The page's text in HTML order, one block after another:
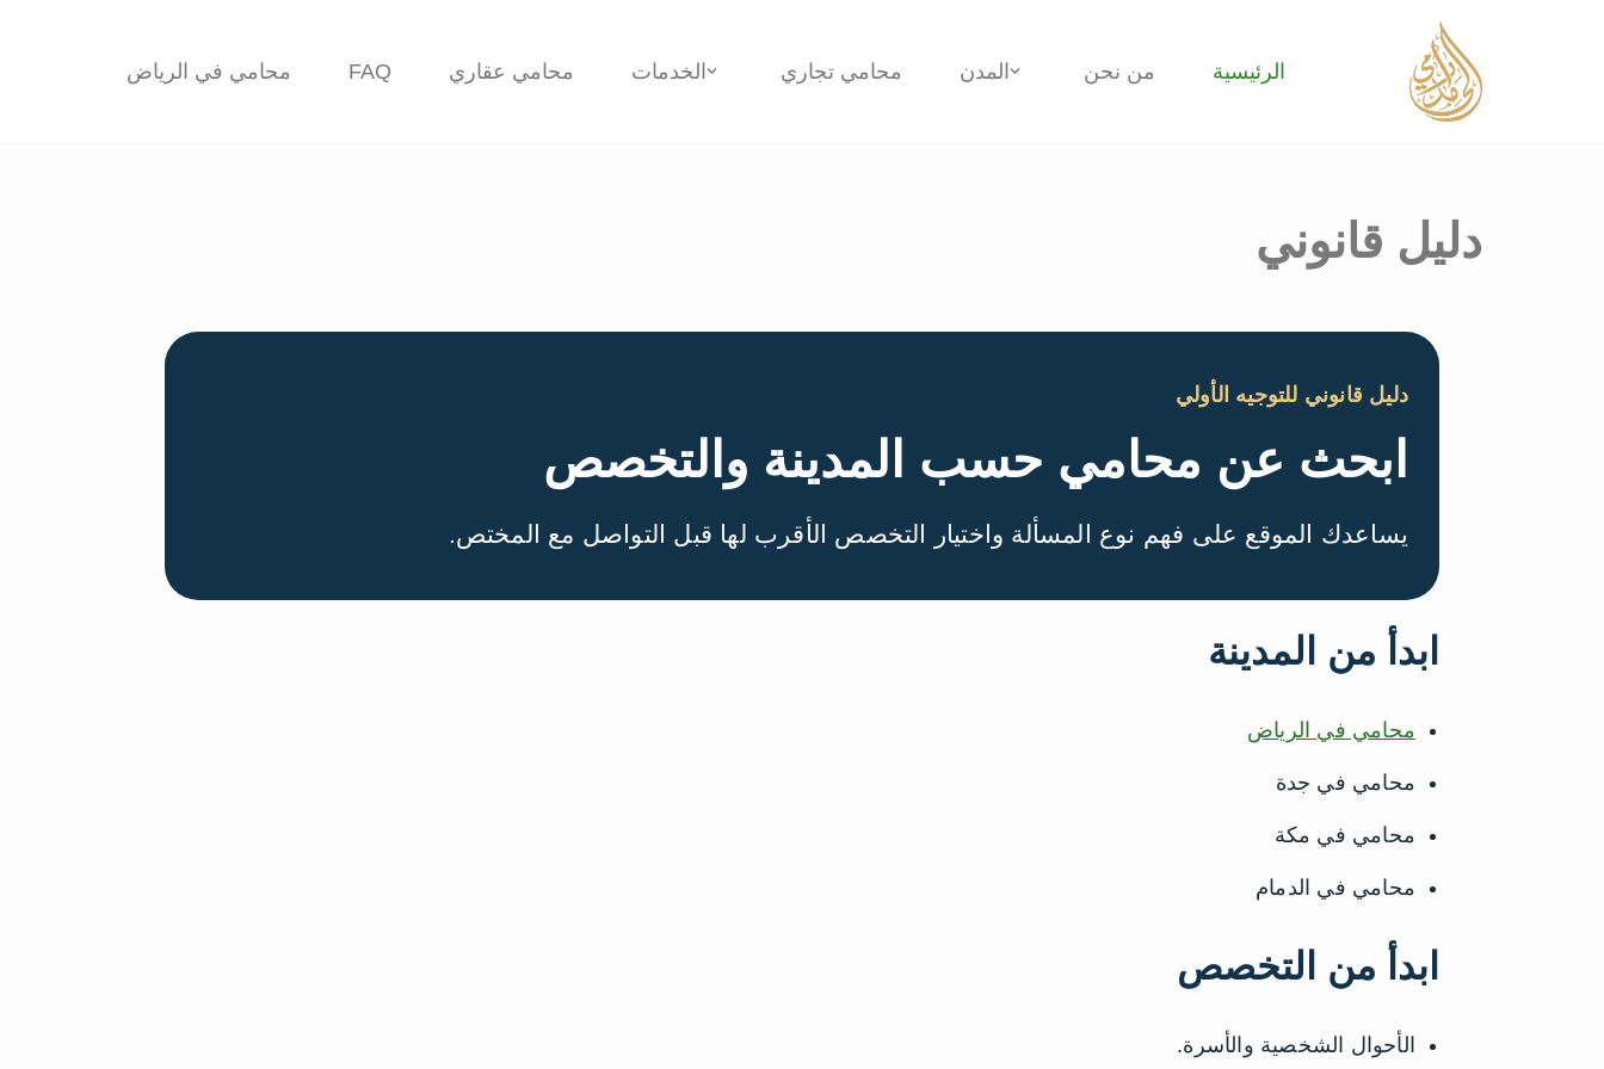
الرئيسية من نحن المدن محامي تجاري الخدمات محامي عقاري FAQ محامي في الرياض
دليل قانوني
دليل قانوني للتوجيه الأولي
ابحث عن محامي حسب المدينة والتخصص
يساعدك الموقع على فهم نوع المسألة واختيار التخصص الأقرب لها قبل التواصل مع المختص.
ابدأ من المدينة
محامي في الرياض
محامي في جدة
محامي في مكة
محامي في الدمام
ابدأ من التخصص
الأحوال الشخصية والأسرة.